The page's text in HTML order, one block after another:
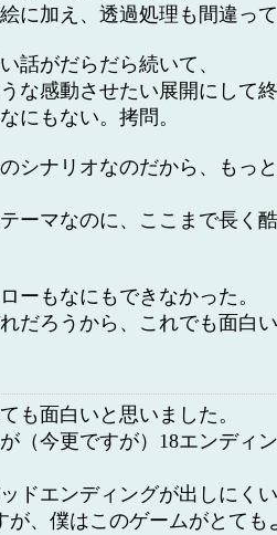
に加え、透過処理も間違っ
話がだらだら続いて、
な感動させたい展開にして
にもない。拷問。
シナリオなのだから、もっ
ーマなのに、ここまで長く
ーもなにもできなかった。
だろうから、これでも面白
も面白いと思いました。
（今更ですが）18エンディ
ドエンディングが出しにく
が、僕はこのゲームがとても